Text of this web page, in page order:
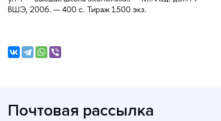
ШЭ, 2006. — 400 с. Тираж 1500 экз.
Почтовая рассылка